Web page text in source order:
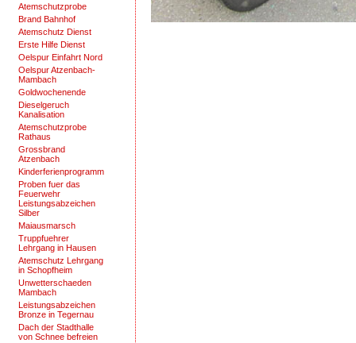
Atemschutzprobe
Brand Bahnhof
Atemschutz Dienst
Erste Hilfe Dienst
Oelspur Einfahrt Nord
Oelspur Atzenbach-
Mambach
Goldwochenende
Dieselgeruch
Kanalisation
Atemschutzprobe
Rathaus
Grossbrand
Atzenbach
Kinderferienprogramm
Proben fuer das
Feuerwehr
Leistungsabzeichen
Silber
Maiausmarsch
Truppfuehrer
Lehrgang in Hausen
Atemschutz Lehrgang
in Schopfheim
Unwetterschaeden
Mambach
Leistungsabzeichen
Bronze in Tegernau
Dach der Stadthalle
von Schnee befreien